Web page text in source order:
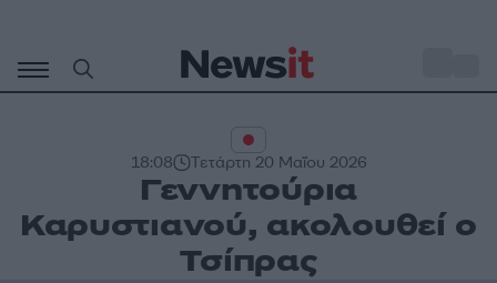
περιεχόμενο
18:08 Τετάρτη 20 Μαΐου 2026
Γεννητούρια
Καρυστιανού, ακολουθεί ο
Τσίπρας